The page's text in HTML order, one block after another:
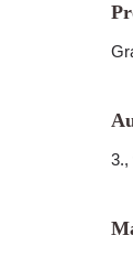
3.,